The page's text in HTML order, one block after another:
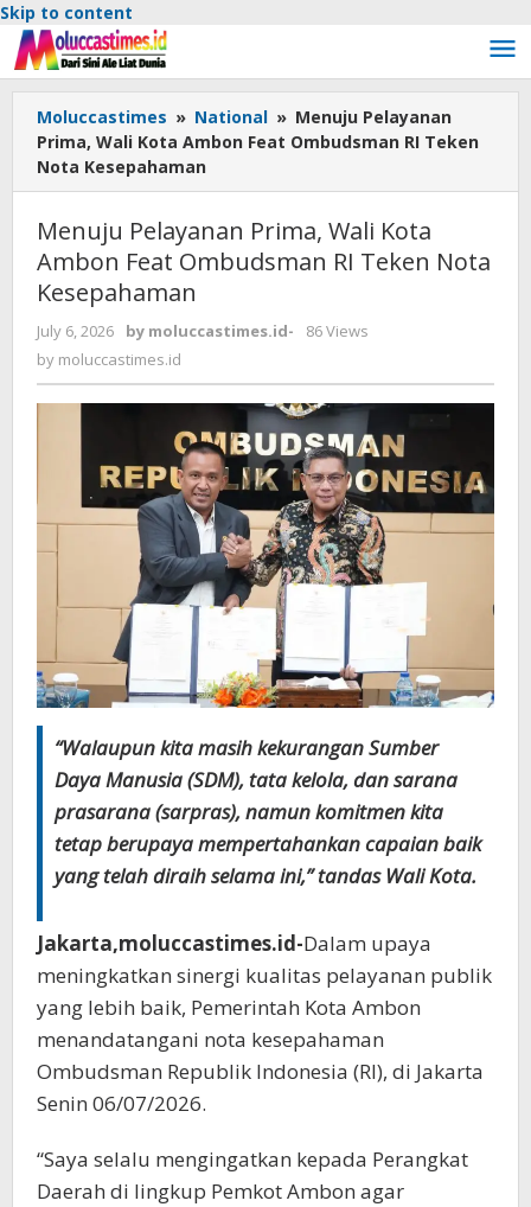
Skip to content
Moluccastimes » National » Menuju Pelayanan
Prima, Wali Kota Ambon Feat Ombudsman RI Teken
Nota Kesepahaman
Menuju Pelayanan Prima, Wali Kota
Ambon Feat Ombudsman RI Teken Nota
Kesepahaman
July 6, 2026 by moluccastimes.id-
86 Views
by moluccastimes.id
“Walaupun kita masih kekurangan Sumber
Daya Manusia (SDM), tata kelola, dan sarana
prasarana (sarpras), namun komitmen kita
tetap berupaya mempertahankan capaian baik
yang telah diraih selama ini,” tandas Wali Kota.
Jakarta,moluccastimes.id-Dalam upaya
meningkatkan sinergi kualitas pelayanan publik
yang lebih baik, Pemerintah Kota Ambon
menandatangani nota kesepahaman
Ombudsman Republik Indonesia (RI), di Jakarta
Senin 06/07/2026.
“Saya selalu mengingatkan kepada Perangkat
Daerah di lingkup Pemkot Ambon agar